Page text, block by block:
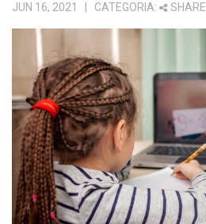
JUN 16, 2021 | CATEGORIA: SHARE